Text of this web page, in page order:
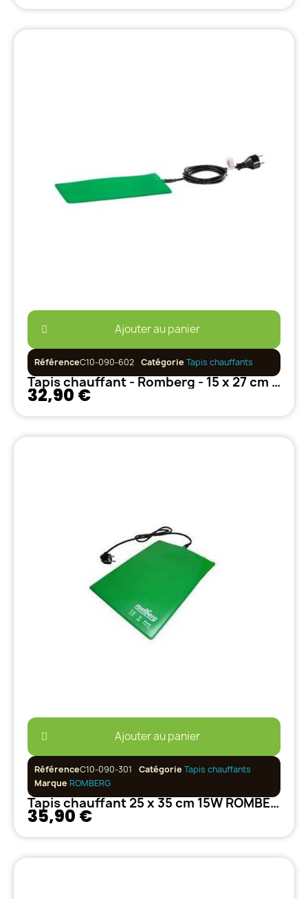
Ajouter au panier
RéférenceC10-090-602 Catégorie Tapis chauffants
Tapis chauffant - Romberg - 15 x 27 cm 10W
32,90 €
Ajouter au panier
RéférenceC10-090-301 Catégorie Tapis chauffants
Marque ROMBERG
Tapis chauffant 25 x 35 cm 15W ROMBERG
35,90 €